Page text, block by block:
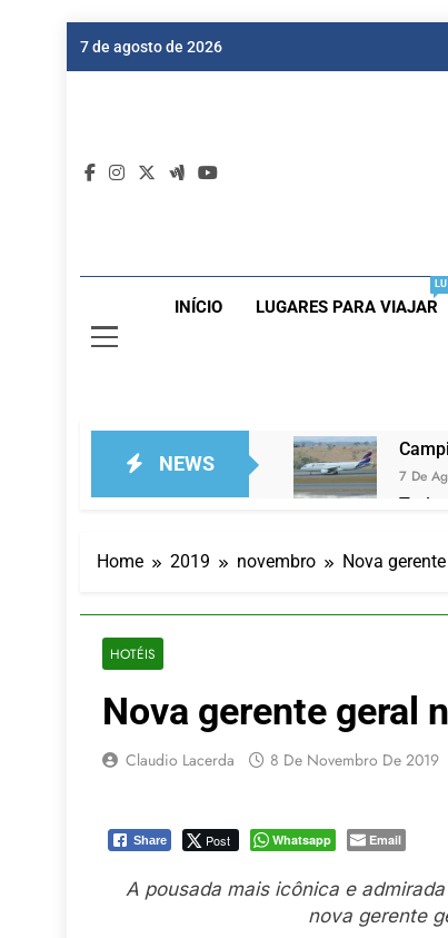
7 de agosto de 2026
INÍCIO LUGARES PARA VIAJAR
NEWS
7 De
Hotel
5 De
Azul
5 De
Home 2019 novembro Nova
HOTÉIS
Nova gerente geral
Claudio Lacerda 8 De Novembro De 2019
Share Post Whatsapp Email
A pousada mais icônica e
nova gerente